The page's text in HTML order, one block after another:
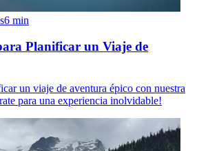
6 min
Planificar un Viaje de
un viaje de aventura épico con nuestra
para una experiencia inolvidable!